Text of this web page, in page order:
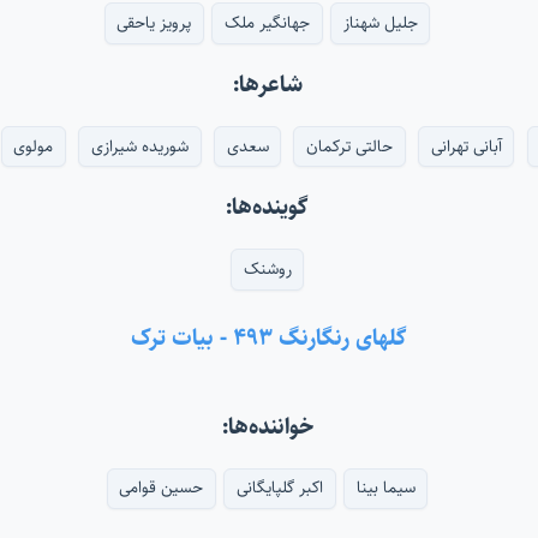
جلیل شهناز جهانگیر ملک پرویز یاحقی
شاعرها:
آبانی تهرانی حالتی ترکمان سعدی شوریده شیرازی مولوی
گوینده‌ها:
روشنک
گلهای رنگارنگ ۴۹۳ - بیات ترک
خواننده‌ها:
سیما بینا اکبر گلپایگانی حسین قوامی